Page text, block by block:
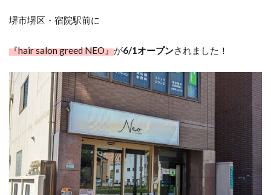
堺市堺区・宿院駅前に
『hair salon greed NEO』が6/1オープンされました！